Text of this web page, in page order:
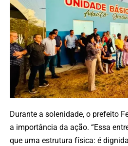
Durante a solenidade, o prefeito
a importância da ação. “Essa
que uma estrutura física: é